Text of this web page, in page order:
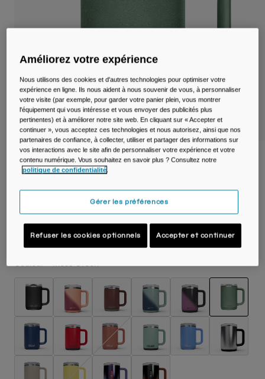
Accessoires
Tout Voir
Tasse isotherme Thrive™ Mug SST 500ml
Price reduced from
39,99 €to25,99 € 35% OFF
Couleur -Moss Green
Améliorez votre expérience
Nous utilisons des cookies et d'autres technologies pour optimiser votre
expérience en ligne. Ils nous aident à nous souvenir de vous, à personnaliser
votre visite (par exemple, pour garder votre panier plein, vous montrer
l'équipement qui vous intéresse et vous envoyer des publicités plus
pertinentes) et à améliorer notre site web. En cliquant sur « Accepter et
continuer », vous acceptez ces technologies et nous autorisez, ainsi que nos
partenaires de confiance, à collecter, utiliser et partager des informations sur
vos interactions avec le site afin de personnaliser votre expérience et votre
contenu numérique. Vous souhaitez en savoir plus ? Consultez notre
politique de confidentialité
Gérer les préférences
Refuser les cookies optionnels Accepter et continuer